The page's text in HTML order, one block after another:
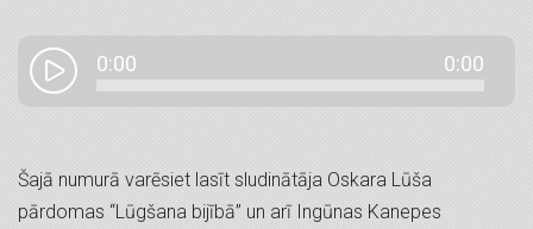
0:00 0:00
Šajā numurā varēsiet lasīt sludinātāja Oskara Lūša
pārdomas “Lūgšana bijībā” un arī Ingūnas Kanepes